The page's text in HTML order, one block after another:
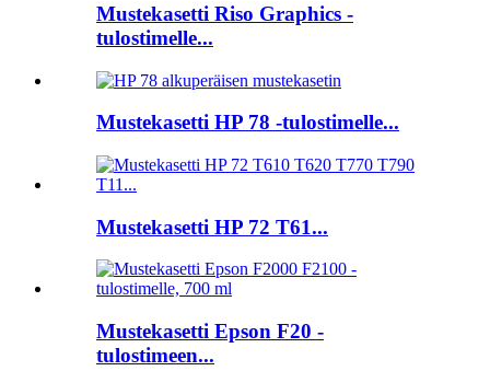
Mustekasetti Riso Graphics -
tulostimelle...
Mustekasetti HP 78 -tulostimelle...
Mustekasetti HP 72 T61...
Mustekasetti Epson F20 -
tulostimeen...